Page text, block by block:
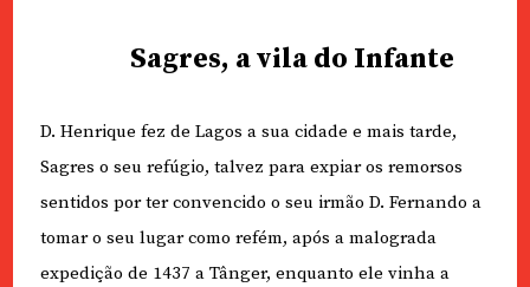
Sagres, a vila do Infante
D. Henrique fez de Lagos a sua cidade e mais tarde,
Sagres o seu refúgio, talvez para expiar os remorsos
sentidos por ter convencido o seu irmão D. Fernando a
tomar o seu lugar como refém, após a malograda
expedição de 1437 a Tânger, enquanto ele vinha a